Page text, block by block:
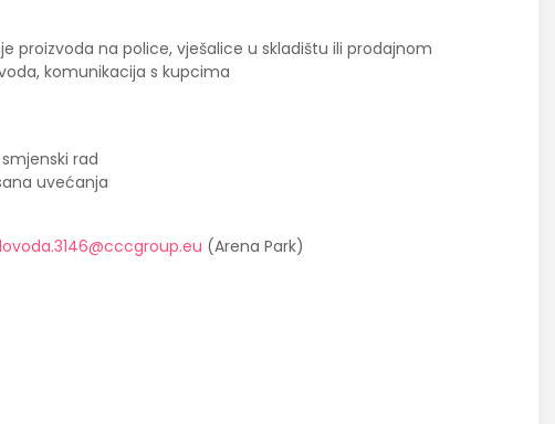
proizvoda na police, vješalice u skladištu ili prodajnom
komunikacija s kupcima
rad
uvećanja
(Arena Park)